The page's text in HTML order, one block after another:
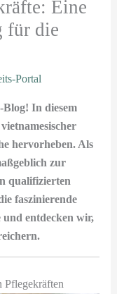
Eine
für die
Portal
In diesem
hervorheben. Als
zur
qualifizierten
faszinierende
und entdecken wir,
Pflegekräften